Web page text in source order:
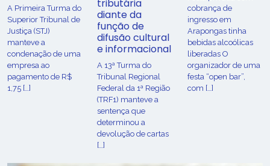
​A Primeira Turma do
Superior Tribunal de
Justiça (STJ)
manteve a
condenação de uma
empresa ao
pagamento de R$
1,75 […]
tributária
diante da
função de
difusão cultural
e informacional
A 13ª Turma do
Tribunal Regional
Federal da 1ª Região
(TRF1) manteve a
sentença que
determinou a
devolução de cartas
[…]
cobrança de
ingresso em
Arapongas tinha
bebidas alcoólicas
liberadas O
organizador de uma
festa “open bar”,
com […]